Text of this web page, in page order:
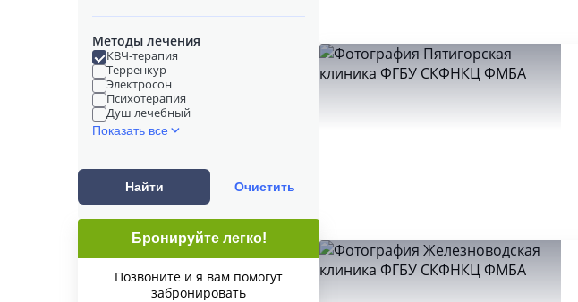
Методы лечения
КВЧ-терапия
Терренкур
Электросон
Психотерапия
Душ лечебный
Показать все
Найти Очистить
Бронируйте легко!
Позвоните и я вам помогут
забронировать